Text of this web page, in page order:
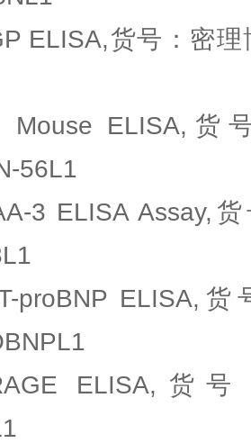
ELISA,货号：密
Mouse ELISA,货
56L1
3 ELISA Assay,
proBNP ELISA,
ELISA,货